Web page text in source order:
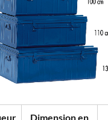
Dimension en